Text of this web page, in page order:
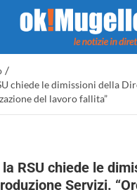
/
chiede le dimissioni della
del lavoro fallita”
RSU chiede le
Servizi.